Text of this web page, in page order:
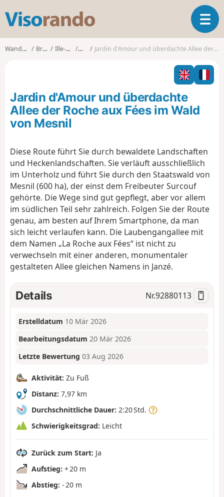
s
o
T
o
g
l
n
t
o
Wanderungen Bretagne Ille-et-Vilaine TresséJardin d'Amour und überdachte Allee der Roche aux Fées im Wald von Mesnil
Jardin d'Amour und überdachte
Allee der Roche aux Fées im Wald
von Mesnil
Diese Route führt Sie durch bewaldete Landschaften
und Heckenlandschaften. Sie verläuft ausschließlich
im Unterholz und führt Sie durch den Staatswald von
Mesnil (600 ha), der einst dem Freibeuter Surcouf
gehörte. Die Wege sind gut gepflegt, aber vor allem
im südlichen Teil sehr zahlreich. Folgen Sie der Route
genau, am besten auf Ihrem Smartphone, da man
sich leicht verlaufen kann. Die Laubengangallee mit
dem Namen „La Roche aux Fées“ ist nicht zu
verwechseln mit einer anderen, monumentaler
gestalteten Allee gleichen Namens in Janzé.
Details Nr.92880113
Erstelldatum 10 Mär 2026
Bearbeitungsdatum 20 Mär 2026
Letzte Bewertung 03 Aug 2026
Aktivität: Zu Fuß
Distanz: 7,97 km
Durchschnittliche Dauer: 2:20 Std.
Schwierigkeitsgrad: Leicht
Zurück zum Start: Ja
Aufstieg: + 20 m
Abstieg: - 20 m